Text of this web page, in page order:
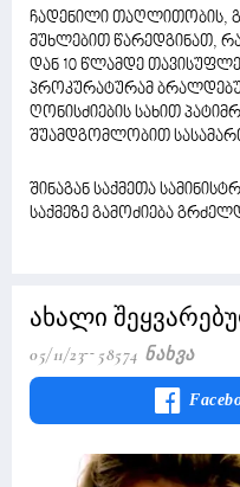
ჩადენილი თაღლითობის,
მუხლებით წარედგინათ,
დან 10 წლამდე
პროკურატურამ
ღონისძიების სახით
შუამდგომლობით
შინაგან საქმეთა
საქმეზე გამოძიება
ახალი
05/11/23 58574 Ნახვა